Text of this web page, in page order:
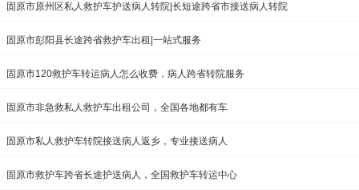
固原市原州区私人救护车护送病人转院|长短途跨省市接送病人转院
固原市彭阳县长途跨省救护车出租|一站式服务
固原市120救护车转运病人怎么收费，病人跨省转院服务
固原市非急救私人救护车出租公司，全国各地都有车
固原市私人救护车转院接送病人返乡，专业接送病人
固原市救护车跨省长途护送病人，全国救护车转运中心